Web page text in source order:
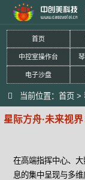
首页
中控室操作台
电子沙盘
当前位置：首页 >
星际方舟·未来视
在高端指挥中心、
息的集中呈现与多